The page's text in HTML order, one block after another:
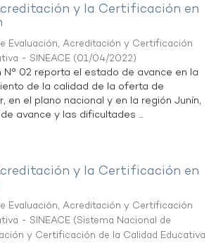
y la Certificación en
Evaluación, Acreditación y Certificación
- SINEACE (01/04/2022)
N° 02 reporta el estado de avance en la
de la calidad de la oferta de
en el plano nacional y en la región Junín,
avance y las dificultades ...
y la Certificación en
Evaluación, Acreditación y Certificación
- SINEACE (Sistema Nacional de
y Certificación de la Calidad Educativa